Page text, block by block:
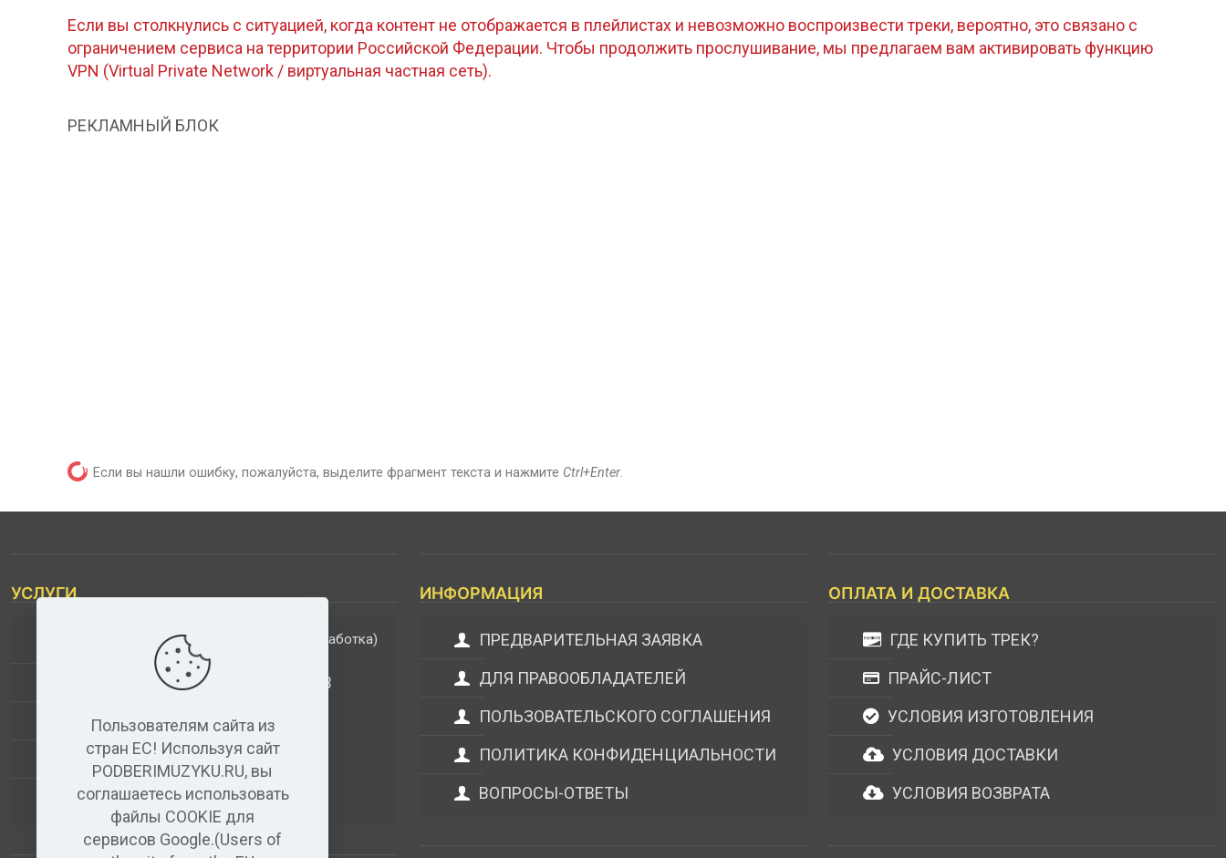
Если вы столкнулись с ситуацией, когда контент не отображается в плейлистах и невозможно воспроизвести треки, вероятно, это связано с
ограничением сервиса на территории Российской Федерации. Чтобы продолжить прослушивание, мы предлагаем вам активировать функцию
VPN (Virtual Private Network / виртуальная частная сеть).
РЕКЛАМНЫЙ БЛОК
Если вы нашли ошибку, пожалуйста, выделите фрагмент текста и нажмите Ctrl+Enter.
УСЛУГИ
ДОПОЛНИТЕЛЬНЫЕ УСЛУГИ (обработка)
АНАЛИЗ МУЗЫКАЛЬНЫХ ТРЕКОВ
ВИДЕО+АУДИО
УСЛУГИ ЗВУКОЗАПИСИ
АУДИО РЕДАКТОР(бесплатный)
ИНФОРМАЦИЯ
ПРЕДВАРИТЕЛЬНАЯ ЗАЯВКА
ДЛЯ ПРАВООБЛАДАТЕЛЕЙ
ПОЛЬЗОВАТЕЛЬСКОГО СОГЛАШЕНИЯ
ПОЛИТИКА КОНФИДЕНЦИАЛЬНОСТИ
ВОПРОСЫ-ОТВЕТЫ
ОПЛАТА И ДОСТАВКА
ГДЕ КУПИТЬ ТРЕК?
ПРАЙС-ЛИСТ
УСЛОВИЯ ИЗГОТОВЛЕНИЯ
УСЛОВИЯ ДОСТАВКИ
УСЛОВИЯ ВОЗВРАТА
Пользователям сайта из
стран ЕС! Используя сайт
PODBERIMUZYKU.RU, вы
соглашаетесь использовать
файлы COOKIE для
сервисов Google.(Users of